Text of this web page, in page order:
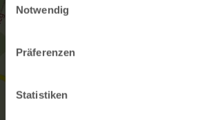
Notwendig
Präferenzen
Statistiken